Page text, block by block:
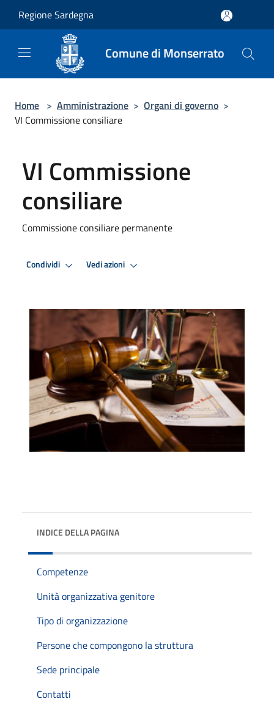
Regione Sardegna
Comune di Monserrato
Home > Amministrazione > Organi di governo >
VI Commissione consiliare
VI Commissione
consiliare
Commissione consiliare permanente
Condividi Vedi azioni
INDICE DELLA PAGINA
Competenze
Unità organizzativa genitore
Tipo di organizzazione
Persone che compongono la struttura
Sede principale
Contatti